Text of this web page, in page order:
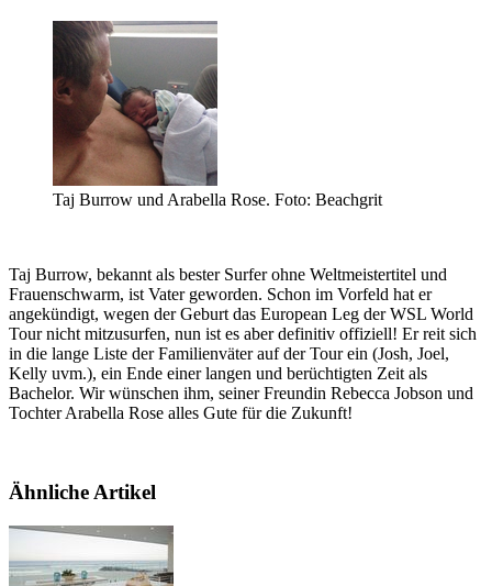
Taj Burrow und Arabella Rose. Foto: Beachgrit
Taj Burrow, bekannt als bester Surfer ohne Weltmeistertitel und
Frauenschwarm, ist Vater geworden. Schon im Vorfeld hat er
angekündigt, wegen der Geburt das European Leg der WSL World
Tour nicht mitzusurfen, nun ist es aber definitiv offiziell! Er reit sich
in die lange Liste der Familienväter auf der Tour ein (Josh, Joel,
Kelly uvm.), ein Ende einer langen und berüchtigten Zeit als
Bachelor. Wir wünschen ihm, seiner Freundin Rebecca Jobson und
Tochter Arabella Rose alles Gute für die Zukunft!
Ähnliche Artikel